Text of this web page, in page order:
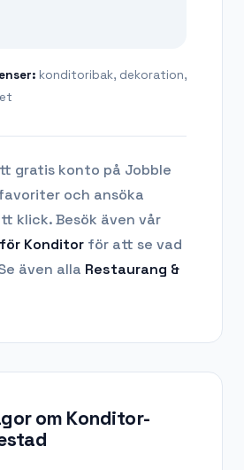
konditoribak, dekoration,
gratis konto på Jobble
och ansöka
klick. Besök även vår
Konditor för att se vad
även alla Restaurang &
om Konditor-